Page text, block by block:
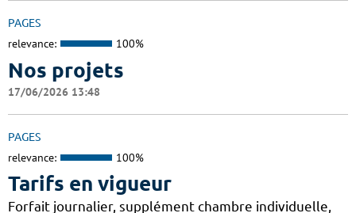
PAGES
relevance: 100%
Nos projets
17/06/2026 13:48
PAGES
relevance: 100%
Tarifs en vigueur
Forfait journalier, supplément chambre individuelle,